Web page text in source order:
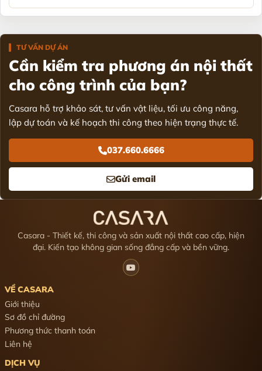
TƯ VẤN DỰ ÁN
Cần kiểm tra phương án nội thất
cho công trình của bạn?
Casara hỗ trợ khảo sát, tư vấn vật liệu, tối ưu công năng,
lập dự toán và kế hoạch thi công theo hiện trạng thực tế.
037.660.6666
Gửi email
Casara - Thiết kế, thi công và sản xuất nội thất cao cấp, hiện
đại. Kiến tạo không gian sống đẳng cấp và bền vững.
VỀ CASARA
Giới thiệu
Sơ đồ chỉ đường
Phương thức thanh toán
Liên hệ
DỊCH VỤ